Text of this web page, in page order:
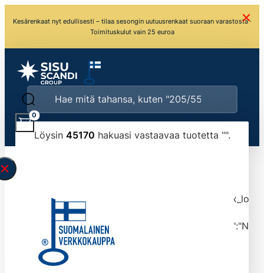
Kesärenkaat nyt edullisesti – tilaa sesongin uutuusrenkaat suoraan varastosta ·
Toimituskulut vain 25 euroa
Löysin 45170 hakuasi vastaavaa tuotetta "".
typed the search query correctly.<br>Currently
tmlmvi","meta_query":
data-original-query-vars="[]" data-page="1"
data-max-pages="4517" data-start="1" data-
end="10">
0